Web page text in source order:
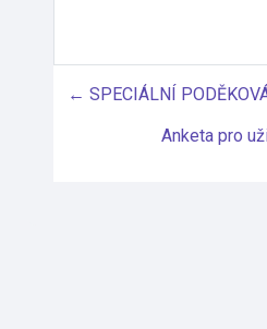
← SPECIÁLNÍ
Anketa pro